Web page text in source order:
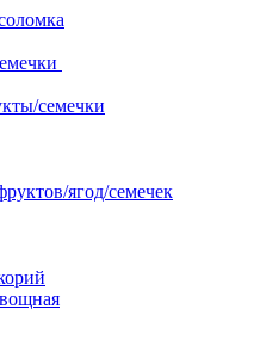
семечки
ягод/семечек